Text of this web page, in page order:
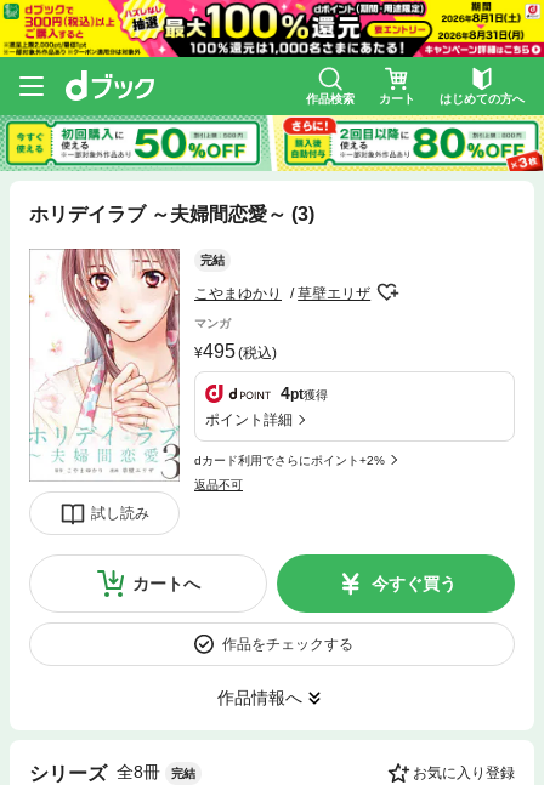
作品検索 カート はじめての方へ
ホリデイラブ ～夫婦間恋愛～ (3)
試し読み
完結
こやまゆかり 草壁エリザ
マンガ
495(税込)
4pt獲得
ポイント詳細
dカード利用でさらにポイント+2%
返品不可
カートへ 今すぐ買う
作品をチェックする
作品情報へ
シリーズ 全8冊 完結 お気に入り登録